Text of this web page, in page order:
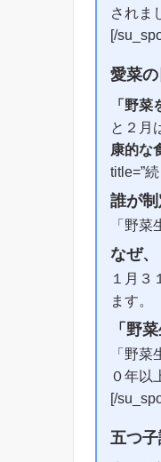
されま
[/
愛菜の
「野
と２月
康的な
title=”
誰が
「野
なぜ
１月３
ます。
「野
「野
０年以
[/
五つ子